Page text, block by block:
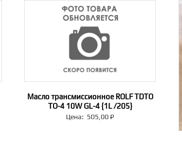
Масло трансмиссионное ROLF TDTO
TO-4 10W GL-4 {1L /205}
Цена: 505,00₽